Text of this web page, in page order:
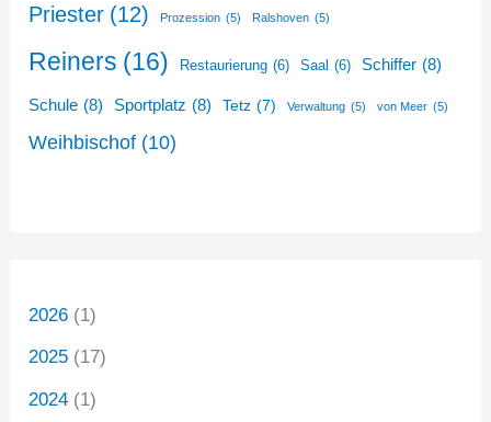
Priester (12) Prozession (5) Ralshoven (5)
Reiners (16) Restaurierung (6) Saal (6) Schiffer (8)
Schule (8) Sportplatz (8) Tetz (7) Verwaltung (5) von Meer (5)
Weihbischof (10)
2026 (1)
2025 (17)
2024 (1)